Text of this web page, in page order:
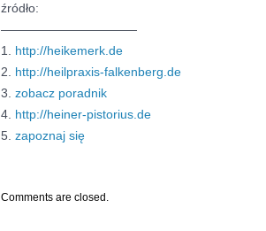
źródło:
———————————
1. http://heikemerk.de
2. http://heilpraxis-falkenberg.de
3. zobacz poradnik
4. http://heiner-pistorius.de
5. zapoznaj się
Comments are closed.